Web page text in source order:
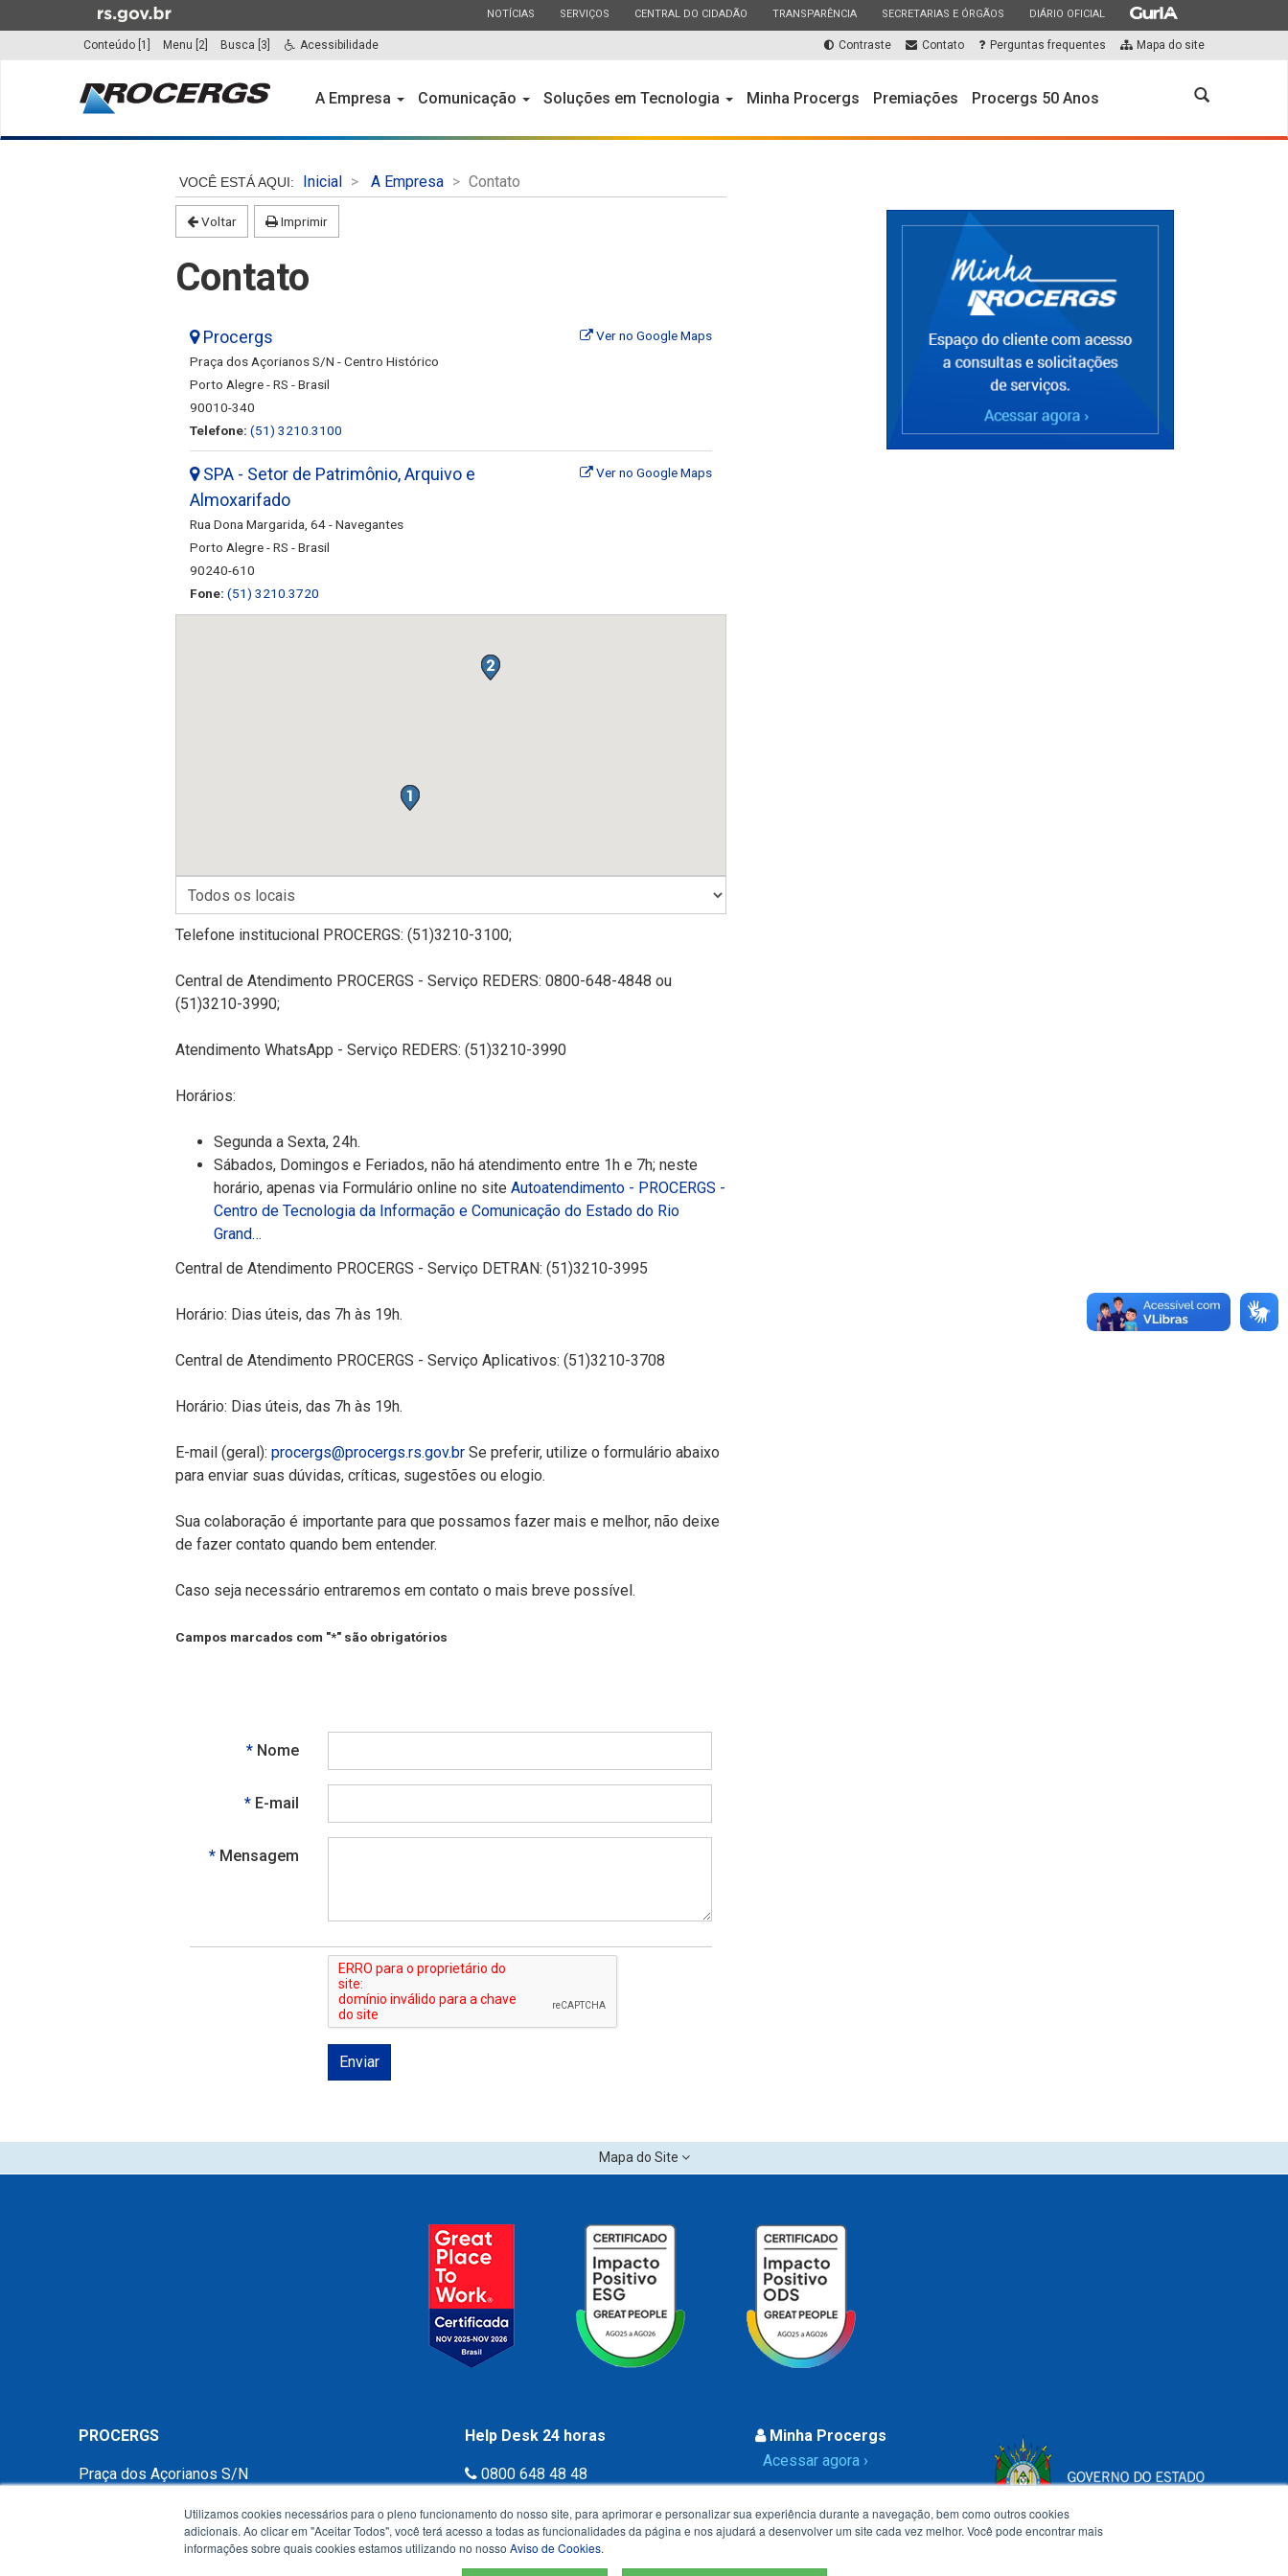
para
o
ESTADO
NOTÍCIAS ESTADO
SERVIÇOS ESTADO
CENTRAL DO CIDADÃO ESTADO
TRANSPARÊNCIA ESTADO
SECRETARIAS E ÓRGÃOS ESTADO
DIÁRIO OFICIAL ESTADO
Conteúdo [1] Menu [2] Busca [3] Acessibilidade Contraste Contato Perguntas frequentes Mapa do site
Abrir
busca
do
A Empresa Comunicação Soluções em Tecnologia Minha Procergs Premiações Procergs 50 Anos
Inicial A Empresa Contato
Voltar Imprimir
Contato
Procergs
Praça dos Açorianos S/N - Centro Histórico
Porto Alegre - RS - Brasil
90010-340
Telefone: (51) 3210.3100
Ver no Google Maps
SPA - Setor de Patrimônio, Arquivo e
Almoxarifado
Rua Dona Margarida, 64 - Navegantes
Porto Alegre - RS - Brasil
90240-610
Fone: (51) 3210.3720
Ver no Google Maps
Telefone institucional PROCERGS: (51)3210-3100;
Central de Atendimento PROCERGS - Serviço REDERS: 0800-648-4848 ou
(51)3210-3990;
Atendimento WhatsApp - Serviço REDERS: (51)3210-3990
Horários:
Segunda a Sexta, 24h.
Sábados, Domingos e Feriados, não há atendimento entre 1h e 7h; neste
horário, apenas via Formulário online no site Autoatendimento - PROCERGS -
Centro de Tecnologia da Informação e Comunicação do Estado do Rio
Grand…
Central de Atendimento PROCERGS - Serviço DETRAN: (51)3210-3995
Horário: Dias úteis, das 7h às 19h.
Central de Atendimento PROCERGS - Serviço Aplicativos: (51)3210-3708
Horário: Dias úteis, das 7h às 19h.
E-mail (geral): procergs@procergs.rs.gov.br Se preferir, utilize o formulário abaixo
para enviar suas dúvidas, críticas, sugestões ou elogio.
Sua colaboração é importante para que possamos fazer mais e melhor, não deixe
de fazer contato quando bem entender.
Caso seja necessário entraremos em contato o mais breve possível.
Campos marcados com "*" são obrigatórios
NomeObrigatório
E-mailObrigatório
MensagemObrigatório
Enviar
Mapa do Site
PROCERGS
Praça dos Açorianos S/N
(51) 3210.3100
Help Desk 24 horas
0800 648 48 48
Minha Procergs
Acessar agora ›
Utilizamos cookies necessários para o pleno funcionamento do nosso site, para aprimorar e personalizar sua experiência durante a navegação, bem como outros cookies
adicionais. Ao clicar em "Aceitar Todos", você terá acesso a todas as funcionalidades da página e nos ajudará a desenvolver um site cada vez melhor. Você pode encontrar mais
informações sobre quais cookies estamos utilizando no nosso Aviso de Cookies.